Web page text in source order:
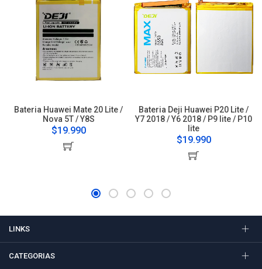
Bateria Huawei Mate 20 Lite /
Nova 5T / Y8S
$19.990
Bateria Deji Huawei P20 Lite /
Y7 2018 / Y6 2018 / P9 lite / P10
lite
$19.990
LINKS
CATEGORIAS